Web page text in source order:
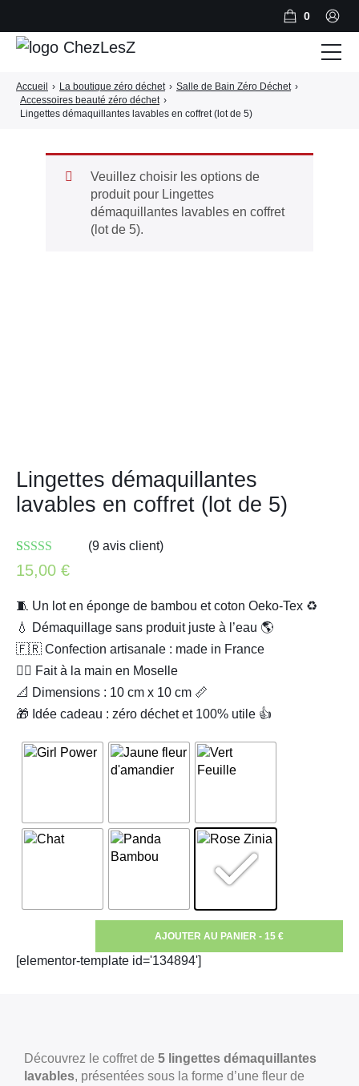
Veuillez choisir les options de
produit pour Lingettes
démaquillantes lavables en coffret
(lot de 5).
Lingettes démaquillantes
lavables en coffret (lot de 5)
Noté5.00sur
5 basé sur
9
client
(9 avis client)
15,00 €
🧵 Un lot en éponge de bambou et coton Oeko-Tex ♻️
💧 Démaquillage sans produit juste à l’eau 🌎
🇫🇷 Confection artisanale : made in France
✋🏻 Fait à la main en Moselle
📐 Dimensions : 10 cm x 10 cm 📏
🎁 Idée cadeau : zéro déchet et 100% utile 👍
AJOUTER AU PANIER - 15 €
[elementor-template id='134894']
Accueil › La boutique zéro déchet › Salle de Bain Zéro Déchet ›
Accessoires beauté zéro déchet ›
Lingettes démaquillantes lavables en coffret (lot de 5)
Découvrez le coffret de 5 lingettes démaquillantes
lavables, présentées sous la forme d’une fleur de
0
Salle de Bain Zéro Déchet
BLOG